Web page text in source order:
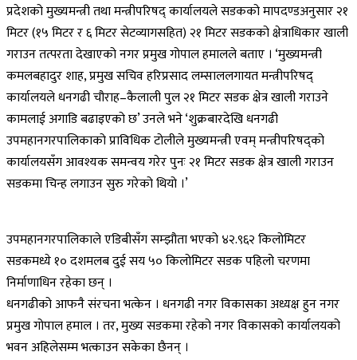
प्रदेशको मुख्यमन्त्री तथा मन्त्रीपरिषद् कार्यालयले सडकको मापदण्डअनुसार २१
मिटर (१५ मिटर र ६ मिटर सेटव्यागसहित) २१ मिटर सडकको क्षेत्राधिकार खाली
गराउन तत्परता देखाएको नगर प्रमुख गोपाल हमालले बताए । ‘मुख्यमन्त्री
कमलबहादुर शाह, प्रमुख सचिव हरिप्रसाद लम्साललगायत मन्त्रीपरिषद्
कार्यालयले धनगढी चौराह–कैलाली पुल २१ मिटर सडक क्षेत्र खाली गराउने
कामलाई अगाडि बढाइएको छ’ उनले भने ‘शुक्रबारदेखि धनगढी
उपमहानगरपालिकाको प्राविधिक टोलीले मुख्यमन्त्री एवम् मन्त्रीपरिषद्को
कार्यालयसँग आवश्यक समन्वय गरेर पुनः २१ मिटर सडक क्षेत्र खाली गराउन
सडकमा चिन्ह लगाउन सुरु गरेको थियो ।’
उपमहानगरपालिकाले एडिबीसँग सम्झौता भएको ४२.९६२ किलोमिटर
सडकमध्ये १० दशमलब दुई सय ५० किलोमिटर सडक पहिलो चरणमा
निर्माणाधिन रहेका छन् ।
धनगढीको आफनै संरचना भत्केन । धनगढी नगर विकासका अध्यक्ष हुन नगर
प्रमुख गोपाल हमाल । तर, मुख्य सडकमा रहेको नगर विकासको कार्यालयको
भवन अहिलेसम्म भत्काउन सकेका छैनन् ।